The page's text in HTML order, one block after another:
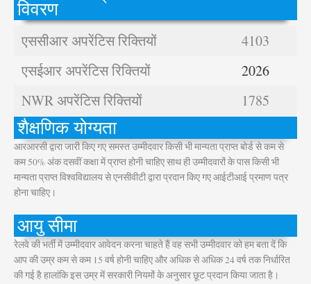
विवरण
एससीआर अपरेंटिस रिक्तियों
4103
एसईआर अपरेंटिस रिक्तियों
2026
NWR अपरेंटिस रिक्तियों
1785
शैक्षणिक योग्यता
आरआरसी द्वारा जारी किए गए समस्त उम्मीदवार किसी भी मान्यता प्राप्त बोर्ड से कम से
कम 50% अंक दसवीं कक्षा में प्राप्त होनी चाहिए साथ ही उम्मीदवारों के पास किसी भी
मान्यता प्राप्त विश्वविद्यालय से एनसीवीटी द्वारा प्रदान किए गए आईटीआई प्रमाण पत्र
होना चाहिए।
आयु सीमा
रेलवे की भर्ती में उम्मीदवार आवेदन करना चाहते हैं वह सभी उम्मीदवार को हम बता दें कि
आप की उम्र कम से कम 15 वर्ष होनी चाहिए और अधिक से अधिक 24 वर्ष तक निर्धारित
की गई है हालांकि इस उम्र में सरकारी नियमों के अनुसार छूट प्रदान किया जाता है।